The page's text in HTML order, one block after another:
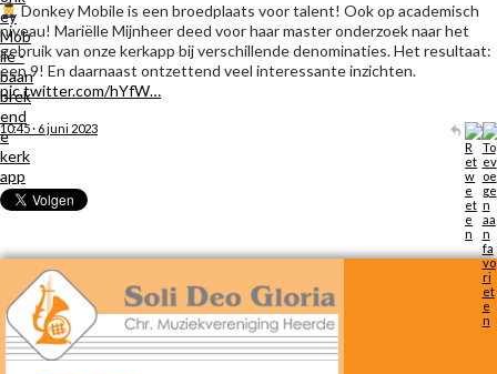
Donkey Mobile is een broedplaats voor talent! Ook op academisch
niveau! Mariëlle Mijnheer deed voor haar master onderzoek naar het
gebruik van onze kerkapp bij verschillende denominaties. Het resultaat:
een 9! En daarnaast ontzettend veel interessante inzichten.
pic.twitter.com/hYfW…
10:45 · 6 juni 2023